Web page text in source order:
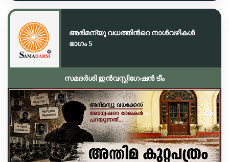
അഭിമന്യു വധത്തിൻറെ നാൾവഴികൾ
ഭാഗം 5
സമദർശി ഇൻവസ്റ്റിഗേഷൻ ടീം